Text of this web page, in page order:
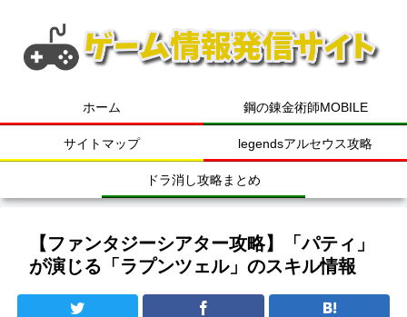
ホーム 鋼の錬金術師MOBILE
サイトマップ legendsアルセウス攻略
ドラ消し攻略まとめ
【ファンタジーシアター攻略】「パティ」
が演じる「ラプンツェル」のスキル情報